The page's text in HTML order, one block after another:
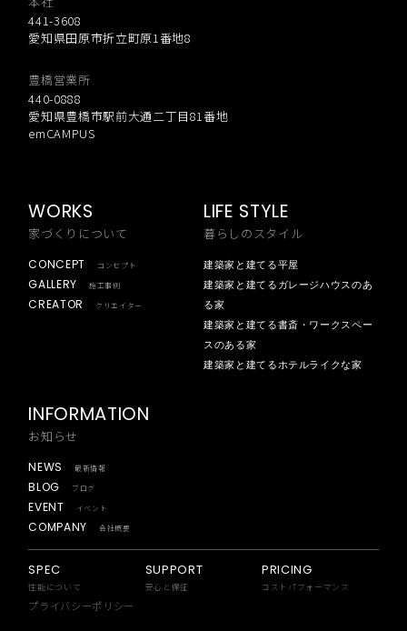
441-3608
愛知県田原市折立町原1番地8
豊橋営業所
440-0888
愛知県豊橋市駅前大通二丁目81番地
emCAMPUS
WORKS
家づくりについて
CONCEPT コンセプト
GALLERY 施工事例
CREATOR クリエイター
LIFE STYLE
暮らしのスタイル
建築家と建てる平屋
建築家と建てるガレージハウスのあ
る家
建築家と建てる書斎・ワークスペー
スのある家
建築家と建てるホテルライクな家
INFORMATION
お知らせ
NEWS 最新情報
BLOG ブログ
EVENT イベント
COMPANY 会社概要
SPEC
性能について
SUPPORT
安心と保証
PRICING
コストパフォーマンス
プライバシーポリシー